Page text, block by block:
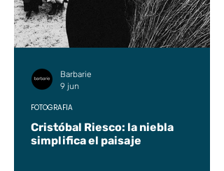
Cristóbal Riesco: la niebla
simplifica el paisaje
FOTOGRAFÍA
Barbarie
9 jun